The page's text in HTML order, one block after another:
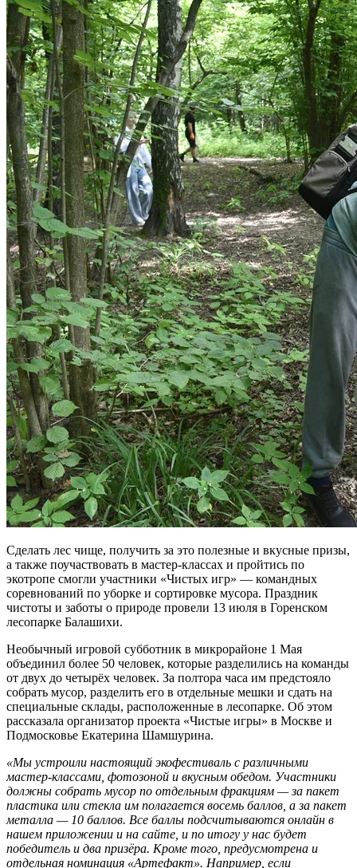
Сделать лес чище, получить за это полезные и вкусные призы,
а также поучаствовать в мастер-классах и пройтись по
экотропе смогли участники «Чистых игр» — командных
соревнований по уборке и сортировке мусора. Праздник
чистоты и заботы о природе провели 13 июля в Горенском
лесопарке Балашихи.
Необычный игровой субботник в микрорайоне 1 Мая
объединил более 50 человек, которые разделились на команды
от двух до четырёх человек. За полтора часа им предстояло
собрать мусор, разделить его в отдельные мешки и сдать на
специальные склады, расположенные в лесопарке. Об этом
рассказала организатор проекта «Чистые игры» в Москве и
Подмосковье Екатерина Шамшурина.
«Мы устроили настоящий экофестиваль с различными
мастер-классами, фотозоной и вкусным обедом. Участники
должны собрать мусор по отдельным фракциям — за пакет
пластика или стекла им полагается восемь баллов, а за пакет
металла — 10 баллов. Все баллы подсчитываются онлайн в
нашем приложении и на сайте, и по итогу у нас будет
победитель и два призёра. Кроме того, предусмотрена и
отдельная номинация «Артефакт». Например, если